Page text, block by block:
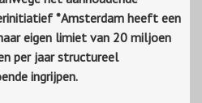
*Amsterdam heeft een
eigen limiet van 20 miljoen
per jaar structureel
ingrijpen.